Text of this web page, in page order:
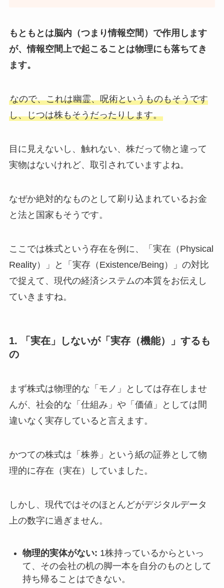
もともとは脳内（つまり情報空間）で作用します
が、情報空間上で起こることは物理にも落ちてき
ます。
なので、これは幽霊、呪術というものもそうです
し、じつは株もそうだったりします。
目に見えないし、触れない、株だって物と違って
実物はないけれど、取引されていますよね。
なぜか絶対的なものとして刷り込まれているお金
と法と国家もそうです。
ここでは株式という存在を例に、「実在（Physical
Reality）」と「実存（Existence/Being）」の対比
で捉えて、現代の経済システムの本質をお伝えし
ていきますね。
1. 「実在」しないが「実存（機能）」するも
の
まず株式は物理的な「モノ」としては存在しませ
んが、社会的な「仕組み」や「価値」としては間
違いなく実存していると言えます。
かつての株式は「株券」という紙の証券として物
理的に存在（実在）していました。
しかし、現代ではそのほとんどがデジタルデータ
上の数字に過ぎません。
物理的実体がない: 1株持っているからといっ
て、その会社の机の脚一本を自分のものとして
持ち帰ることはできない。